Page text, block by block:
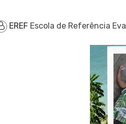
EREF Escola de Referência